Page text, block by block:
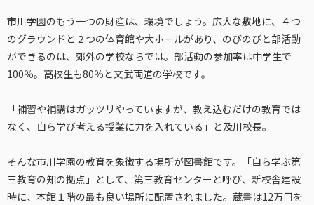
市川学園のもう一つの財産は、環境でしょう。広大な敷地に、４つ
のグラウンドと２つの体育館や大ホールがあり、のびのびと部活動
ができるのは、郊外の学校ならでは。部活動の参加率は中学生で
100％。高校生も80％と文武両道の学校です。
「補習や補講はガッツリやっていますが、教え込むだけの教育では
なく、自ら学び考える授業に力を入れている」と及川校長。
そんな市川学園の教育を象徴する場所が図書館です。「自ら学ぶ第
三教育の知の拠点」として、第三教育センターと呼び、新校舎建設
時に、本館１階の最も良い場所に配置されました。蔵書は12万冊を